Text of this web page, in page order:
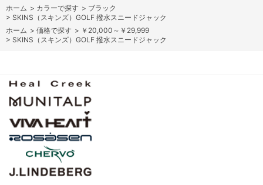
ホーム > カラーで探す > ブラック
> SKINS（スキンズ）GOLF 撥水スニードジャック
ホーム > 価格で探す > ￥20,000～￥29,999
> SKINS（スキンズ）GOLF 撥水スニードジャック